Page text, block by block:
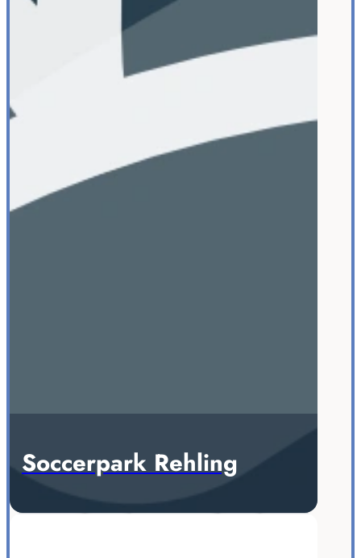
Soccerpark Rehling